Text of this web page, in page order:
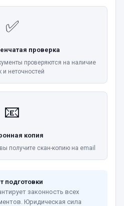
✅
проверка
проверяются на наличие
и неточностей
📧
копия
получите скан-копию на email
подготовки
законность всех
Юридическая сила